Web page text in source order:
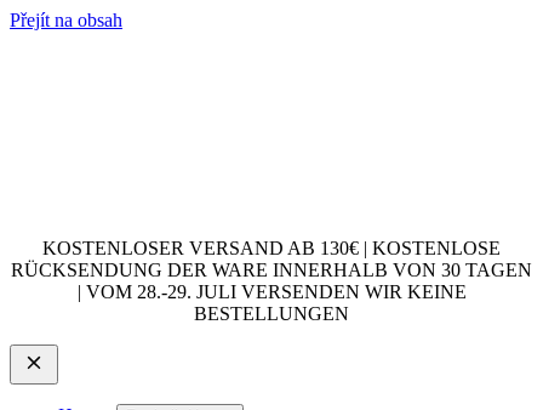
Přejít na obsah
KOSTENLOSER VERSAND AB 130€ | KOSTENLOSE
RÜCKSENDUNG DER WARE INNERHALB VON 30 TAGEN
| VOM 28.-29. JULI VERSENDEN WIR KEINE
BESTELLUNGEN